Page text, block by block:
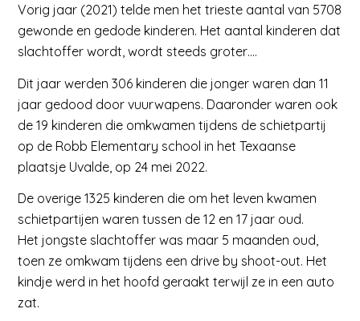
Vorig jaar (2021) telde men het trieste aantal van 5708
gewonde en gedode kinderen. Het aantal kinderen dat
slachtoffer wordt, wordt steeds groter….
Dit jaar werden 306 kinderen die jonger waren dan 11
jaar gedood door vuurwapens. Daaronder waren ook
de 19 kinderen die omkwamen tijdens de schietpartij
op de Robb Elementary school in het Texaanse
plaatsje Uvalde, op 24 mei 2022.
De overige 1325 kinderen die om het leven kwamen
schietpartijen waren tussen de 12 en 17 jaar oud.
Het jongste slachtoffer was maar 5 maanden oud,
toen ze omkwam tijdens een drive by shoot-out. Het
kindje werd in het hoofd geraakt terwijl ze in een auto
zat.